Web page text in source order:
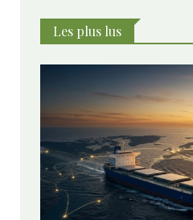
affirme avoir transmis la
compétentes et annoncé
Les plus lus